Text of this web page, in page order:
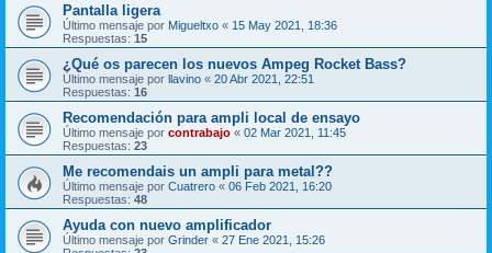
Pantalla ligera
Último mensaje por Migueltxo « 15 May 2021, 18:36
Respuestas: 15
¿Qué os parecen los nuevos Ampeg Rocket Bass?
Último mensaje por llavino « 20 Abr 2021, 22:51
Respuestas: 16
Recomendación para ampli local de ensayo
Último mensaje por contrabajo « 02 Mar 2021, 11:45
Respuestas: 23
Me recomendais un ampli para metal??
Último mensaje por Cuatrero « 06 Feb 2021, 16:20
Respuestas: 48
Ayuda con nuevo amplificador
Último mensaje por Grinder « 27 Ene 2021, 15:26